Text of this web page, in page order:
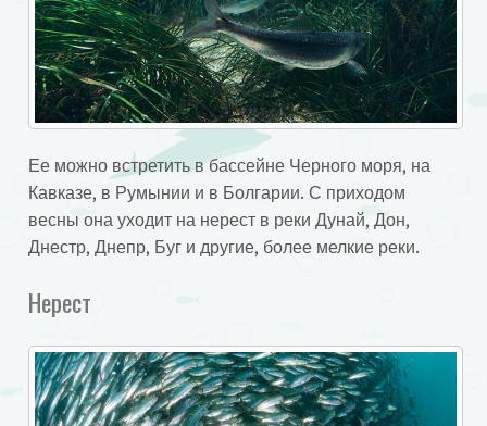
Ее можно встретить в бассейне Черного моря, на
Кавказе, в Румынии и в Болгарии. С приходом
весны она уходит на нерест в реки Дунай, Дон,
Днестр, Днепр, Буг и другие, более мелкие реки.
Нерест